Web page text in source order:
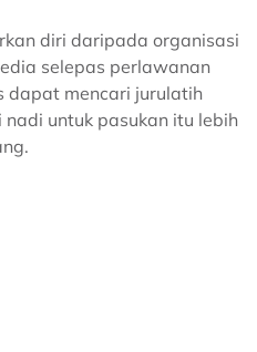
diri daripada organisasi
selepas perlawanan
dapat mencari jurulatih
untuk pasukan itu lebih